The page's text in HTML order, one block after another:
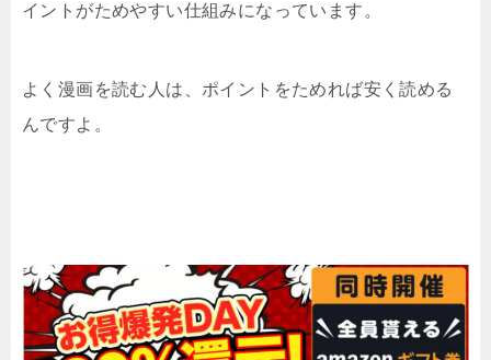
イントがためやすい仕組みになっています。
よく漫画を読む人は、ポイントをためれば安く読める
んですよ。